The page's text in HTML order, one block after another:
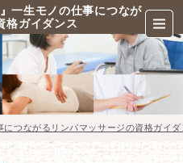
一生モノの仕事につなが
格ガイダンス
につながるリンパマッサージの資格ガイ